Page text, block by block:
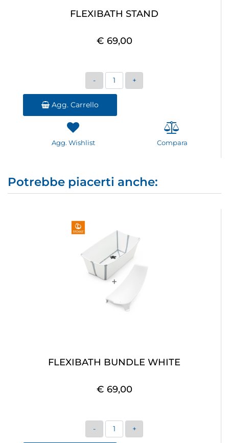
FLEXIBATH STAND
€ 69,00
Quantità
Agg. Carrello
Agg. Wishlist Compara
Potrebbe piacerti anche:
FLEXIBATH BUNDLE WHITE
€ 69,00
Quantità